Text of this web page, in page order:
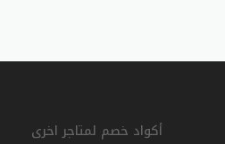
أكواد خصم لمتاجر اخرى